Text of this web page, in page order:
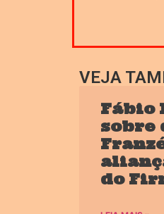
VEJA
Fábio
sobre
do